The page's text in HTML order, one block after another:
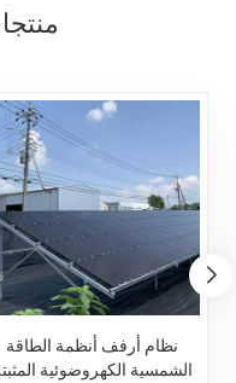
نظام أرفف أنظمة الطاقة
الشمسية الكهروضوئية